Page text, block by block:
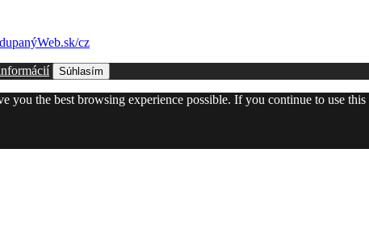
cz
Súhlasím
you the best browsing experience possible. If you continue to use